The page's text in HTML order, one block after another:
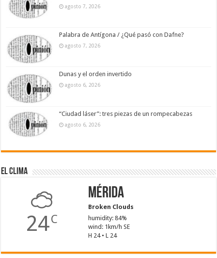
agosto 7, 2026
Palabra de Antígona / ¿Qué pasó con Dafne?
agosto 7, 2026
Dunas y el orden invertido
agosto 6, 2026
“Ciudad láser”: tres piezas de un rompecabezas
agosto 6, 2026
El Clima
24C
Mérida
Broken Clouds
humidity: 84%
wind: 1km/h SE
H 24 • L 24